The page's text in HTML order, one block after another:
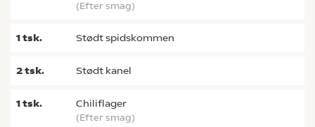
(efter smag)
1tsk. stødt spidskommen
2tsk. stødt kanel
1tsk. chiliflager
(efter smag)